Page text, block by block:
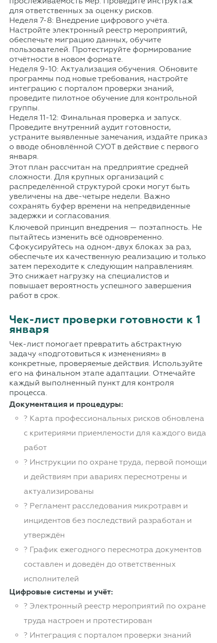
для ответственных за оценку рисков.
Неделя 7-8: Внедрение цифрового учёта.
Настройте электронный реестр мероприятий,
обеспечьте миграцию данных, обучите
пользователей. Протестируйте формирование
отчётности в новом формате.
Неделя 9-10: Актуализация обучения. Обновите
программы под новые требования, настройте
интеграцию с порталом проверки знаний,
проведите пилотное обучение для контрольной
группы.
Неделя 11-12: Финальная проверка и запуск.
Проведите внутренний аудит готовности,
устраните выявленные замечания, издайте приказ
о вводе обновлённой СУОТ в действие с первого
января.
Этот план рассчитан на предприятие средней
сложности. Для крупных организаций с
распределённой структурой сроки могут быть
увеличены на две-четыре недели. Важно
сохранять буфер времени на непредвиденные
задержки и согласования.
Ключевой принцип внедрения — поэтапность. Не
пытайтесь изменить всё одновременно.
Сфокусируйтесь на одном-двух блоках за раз,
обеспечьте их качественную реализацию и только
затем переходите к следующим направлениям.
Это снижает нагрузку на специалистов и
повышает вероятность успешного завершения
работ в срок.
Чек-лист проверки готовности к 1
января
Чек-лист помогает превратить абстрактную
задачу «подготовиться к изменениям» в
конкретные, проверяемые действия. Используйте
его на финальном этапе адаптации. Отмечайте
каждый выполненный пункт для контроля
процесса.
Документация и процедуры:
? Карта профессиональных рисков обновлена
с критериями приемлемости для каждого вида
работ
? Инструкции по охране труда, первой помощи
и действиям при авариях пересмотрены и
актуализированы
? Регламент расследования микротравм и
инцидентов без последствий разработан и
утверждён
? График ежегодного пересмотра документов
составлен и доведён до ответственных
исполнителей
Цифровые системы и учёт:
? Электронный реестр мероприятий по охране
труда настроен и протестирован
? Интеграция с порталом проверки знаний